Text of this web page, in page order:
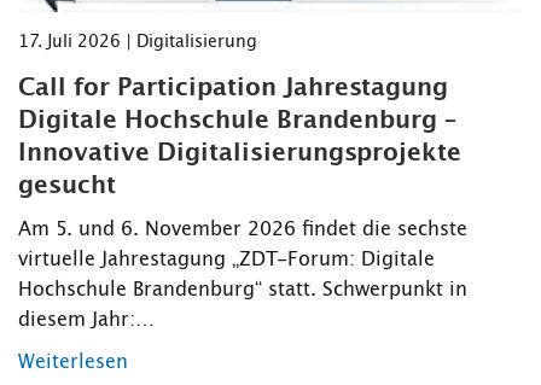
17. Juli 2026 | Digitalisierung
Call for Participation Jahrestagung
Digitale Hochschule Brandenburg –
Innovative Digitalisierungsprojekte
gesucht
Am 5. und 6. November 2026 findet die sechste
virtuelle Jahrestagung „ZDT-Forum: Digitale
Hochschule Brandenburg“ statt. Schwerpunkt in
diesem Jahr:…
Weiterlesen